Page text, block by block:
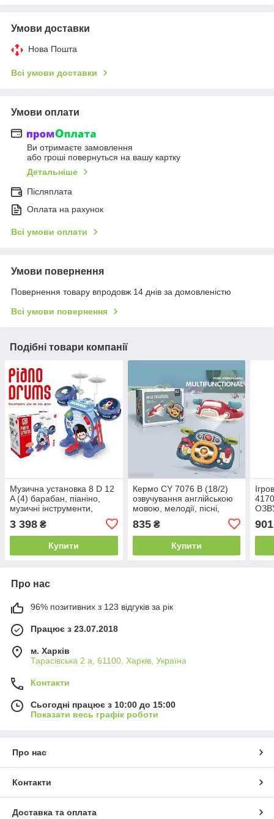
Умови доставки
Нова Пошта
Всі умови доставки
Умови оплати
Ви отримаєте замовлення
або гроші повернуться на вашу картку
Детальніше
Післяплата
Оплата на рахунок
Всі умови оплати
Умови повернення
Повернення товару впродовж 14 днів за домовленістю
Всі умови повернення
Подібні товари компанії
Музична установка 8 D 12
A (4) барабан, піаніно,
музичні інструменти,
мелодії, звуки, мікрофон,
підсвічування, в коробці
3 398 ₴
Купити
Кермо CY 7076 B (18/2)
озвучування англійською
мовою, мелодії, пісні,
звуки, на батарейках, на
присосках,
835₴
Купити
901
Про нас
96% позитивних з 123 відгуків за рік
Працює з 23.07.2018
м. Харків
Тарасівська 2 а, 61100, Харків, Україна
Контакти
Сьогодні працює з 10:00 до 15:00
Показати весь графік роботи
Про нас
Контакти
Доставка та оплата